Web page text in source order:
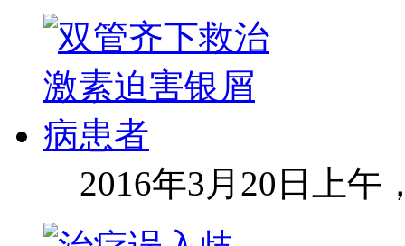
2016年3月20日上午